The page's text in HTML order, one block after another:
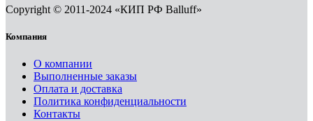
Copyright © 2011-2024 «КИП РФ Balluff»
Компания
О компании
Выполненные заказы
Оплата и доставка
Политика конфиденциальности
Контакты